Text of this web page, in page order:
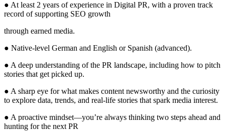
● At least 2 years of experience in Digital PR, with a proven track
record of supporting SEO growth
through earned media.
● Native-level German and English or Spanish (advanced).
● A deep understanding of the PR landscape, including how to pitch
stories that get picked up.
● A sharp eye for what makes content newsworthy and the curiosity
to explore data, trends, and real-life stories that spark media interest.
● A proactive mindset—you’re always thinking two steps ahead and
hunting for the next PR